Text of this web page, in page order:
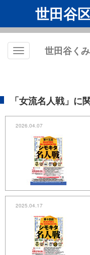
世田谷
Toggle
世田谷く
「女流名人戦」に
2026.04.07
2025.04.17